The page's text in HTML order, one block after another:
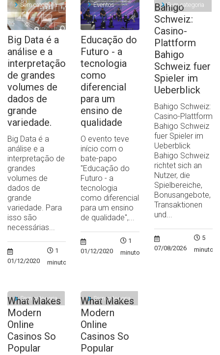
Sem categoria
Big Data é a
análise e a
interpretação
de grandes
volumes de
dados de
grande
variedade.
Big Data é a
análise e a
interpretação de
grandes
volumes de
dados de
grande
variedade. Para
isso são
necessárias...
01/12/2020
1
minuto
Eventos
Educação do
Futuro - a
tecnologia
como
diferencial
para um
ensino de
qualidade
O evento teve
início com o
bate-papo
"Educação do
Futuro - a
tecnologia
como diferencial
para um ensino
de qualidade",...
01/12/2020
1
minuto
Sem categoria
Bahigo
Schweiz:
Casino-
Plattform
Bahigo
Schweiz fuer
Spieler im
Ueberblick
Bahigo Schweiz:
Casino-Plattform
Bahigo Schweiz
fuer Spieler im
Ueberblick
Bahigo Schweiz
richtet sich an
Nutzer, die
Spielbereiche,
Bonusangebote,
Transaktionen
und...
07/08/2026
5
minutos
Sem categoria
What Makes
Modern
Online
Casinos So
Popular
Sem categoria
What Makes
Modern
Online
Casinos So
Popular